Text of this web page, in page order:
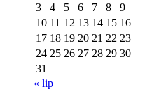
3
4 5 6 7 8
9
10 11 12 13 14 15 16
17 18 19 20 21 22 23
24 25 26 27 28 29 30
31
« lip